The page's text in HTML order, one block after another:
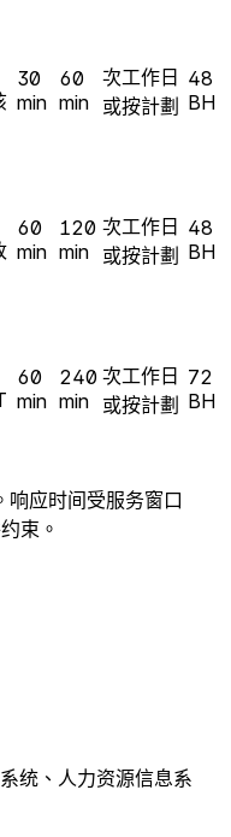
30
min
60
min
次工作日
或按計劃
48
BH
60
min
120
min
次工作日
或按計劃
48
BH
60
min
240
min
次工作日
或按計劃
72
BH
应时间受服务窗口
束。
统、人力资源信息系